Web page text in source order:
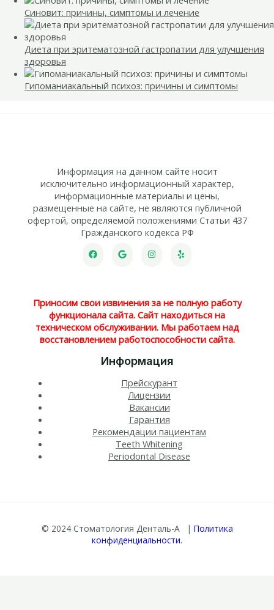
Синовит: причины, симптомы и лечение
Диета при эритематозной гастропатии для улучшения
здоровья
Гипоманиакальный психоз: причины и симптомы
Информация на данном сайте носит
исключительно информационный характер,
информационные материалы и цены,
размещенные на сайте, не являются публичной
офертой, определяемой положениями Статьи 437
Гражданского кодекса РФ
Приносим свои извинения за не полную работу
функционала сайта. Сайт находиться на
техническом обслуживании. Мы работаем над
восстановлением работоспособности сайта.
Информация
Прейскурант
Лицензии
Вакансии
Гарантия
Рекомендации пациентам
Teeth Whitening​
Periodontal Disease​
© 2024 Стоматология Денталь-А | Политика
конфиденциальности.